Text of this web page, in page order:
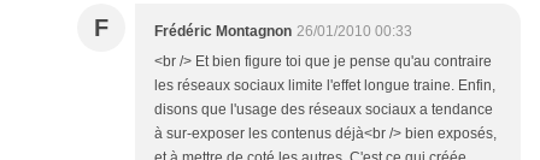
F Frédéric Montagnon 26/01/2010 00:33
<br /> Et bien figure toi que je pense qu'au contraire
les réseaux sociaux limite l'effet longue traine. Enfin,
disons que l'usage des réseaux sociaux a tendance
à sur-exposer les contenus déjà<br /> bien exposés,